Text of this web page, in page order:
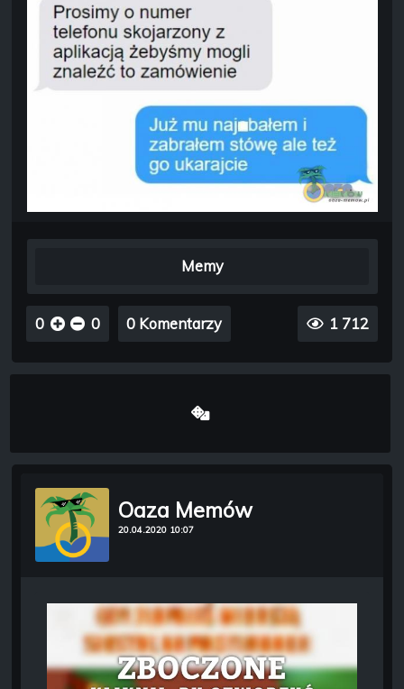
Memy
0 0 0 Komentarzy 1 712
Oaza Memów
20.04.2020 10:07